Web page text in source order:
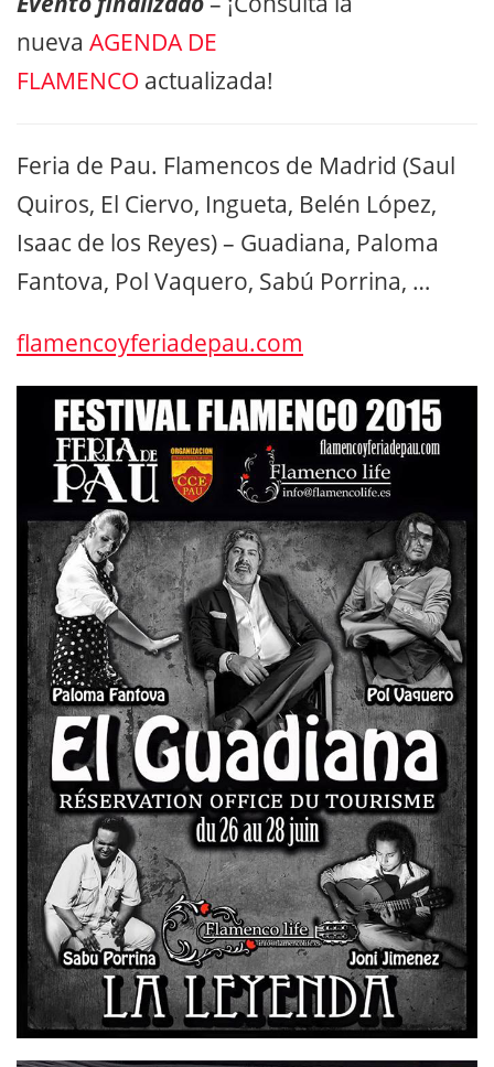
nueva AGENDA DE
FLAMENCO actualizada!
Feria de Pau. Flamencos de Madrid (Saul
Quiros, El Ciervo, Ingueta, Belén López,
Isaac de los Reyes) – Guadiana, Paloma
Fantova, Pol Vaquero, Sabú Porrina, …
flamencoyferiadepau.com